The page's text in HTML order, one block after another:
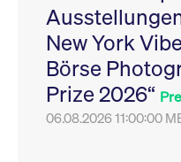
New York
Börse
Prize 2026“
06.08.2026 11:00:00
VISITOR_PRIVACY_METADATA